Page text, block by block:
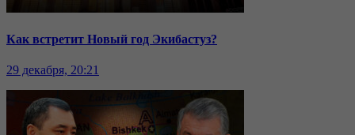
Как встретит Новый год Экибастуз?
29 декабря, 20:21